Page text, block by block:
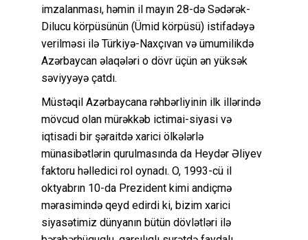
imzalanması, həmin il mayın 28-də Sədərək-
Dilucu körpüsünün (Ümid körpüsü) istifadəyə
verilməsi ilə Türkiyə-Naxçıvan və ümumilikdə
Azərbaycan əlaqələri o dövr üçün ən yüksək
səviyyəyə çatdı.
Müstəqil Azərbaycana rəhbərliyinin ilk illərində
mövcud olan mürəkkəb ictimai-siyasi və
iqtisadi bir şəraitdə xarici ölkələrlə
münasibətlərin qurulmasında da Heydər Əliyev
faktoru həlledici rol oynadı. O, 1993-cü il
oktyabrın 10-da Prezident kimi andiçmə
mərasimində qeyd edirdi ki, bizim xarici
siyasətimiz dünyanın bütün dövlətləri ilə